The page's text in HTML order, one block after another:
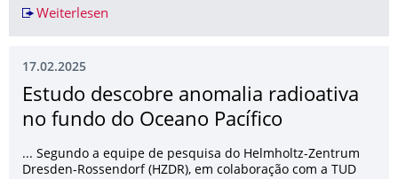
Weiterlesen
17.02.2025
Estudo descobre anomalia radioativa
no fundo do Oceano Pacífico
... Segundo a equipe de pesquisa do Helmholtz-Zentrum
Dresden-Rossendorf (HZDR), em colaboração com a TUD